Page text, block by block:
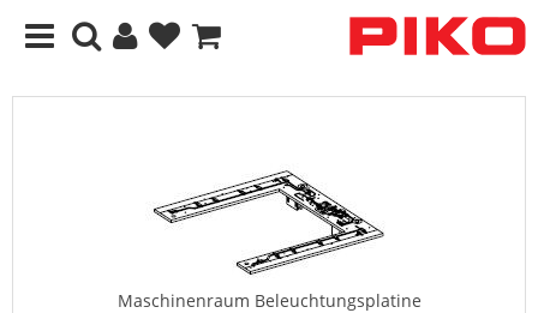
Maschinenraum Beleuchtungsplatine